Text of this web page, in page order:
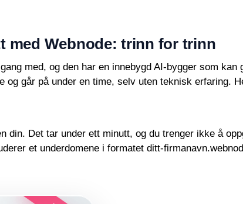
med Webnode: trinn for trinn
med, og den har en innebygd AI-bygger som
og går på under en time, selv uten teknisk erfaring.
din. Det tar under ett minutt, og du trenger ikke å
et underdomene i formatet ditt-